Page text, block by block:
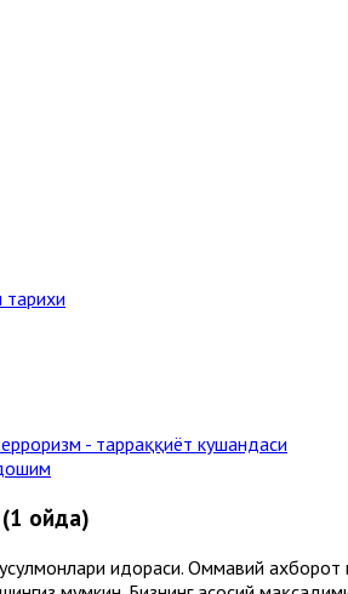
тарихи
- тарраққиёт кушандаси
ойда)
идораси. Оммавий ахборот